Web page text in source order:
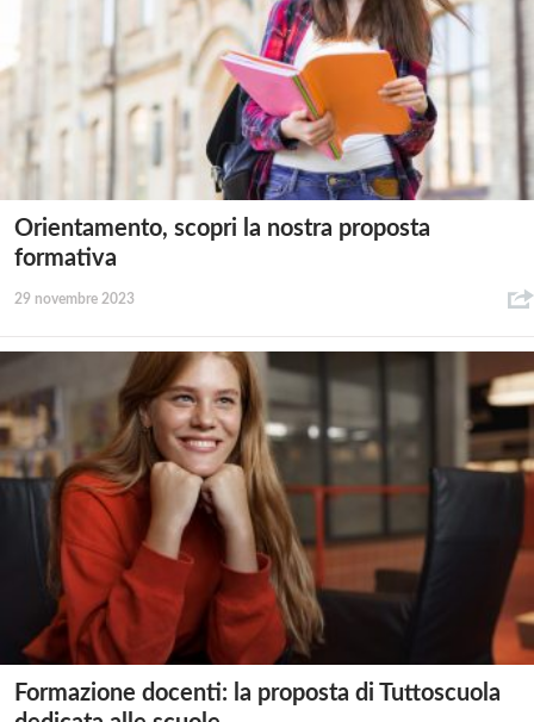
Orientamento, scopri la nostra proposta
formativa
29 novembre 2023
Formazione docenti: la proposta di Tuttoscuola